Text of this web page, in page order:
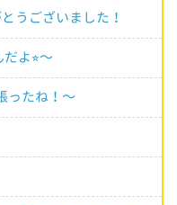
うございました！
よ⭐︎〜
ったね！〜